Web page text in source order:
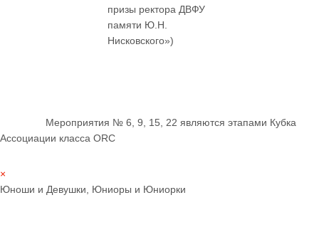
призы ректора ДВФУ
памяти Ю.Н.
Нисковского»)
Мероприятия № 6, 9, 15, 22 являются этапами Кубка
Ассоциации класса ORC
×
Юноши и Девушки, Юниоры и Юниорки